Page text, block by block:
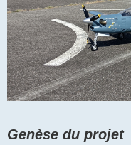
Genèse du projet